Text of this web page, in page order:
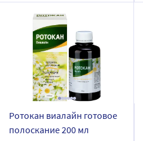
Ротокан виалайн готовое
полоскание 200 мл